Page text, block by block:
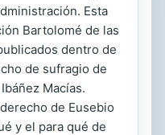
Esta
Bartolomé de las
dentro de
de sufragio de
Macías.
de Eusebio
y el para qué de